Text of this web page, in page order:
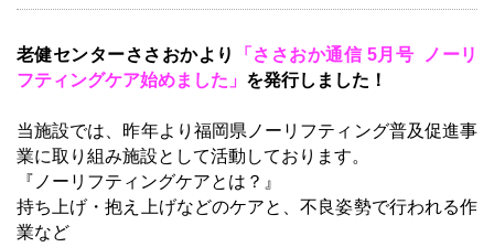
老健センターささおかより 「ささおか通信 5月号 ノーリ
フティングケア始めました」 を発行しました！
当施設では、昨年より福岡県ノーリフティング普及促進事
業に取り組み施設として活動しております。
『ノーリフティングケアとは？』
持ち上げ・抱え上げなどのケアと、不良姿勢で行われる作
業など